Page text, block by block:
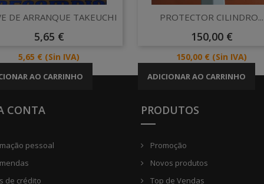
Vista rápida
DE ARRANQUE TAKEUCHI
Preço
5,65 €
Preço
5,65 € (Sin IVA)
AO CARRINHO
Vista rápida
PROTECTOR CILINDRO...
Preço
150,00 €
Preço
150,00 € (Sin IVA)
ADICIONAR AO CARRINHO
CONTA
pessoal
de crédito
PRODUTOS
Promoção
Novos produtos
Top de Vendas